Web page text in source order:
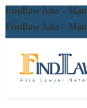
Findlaw Asia -
Findlaw Asia -